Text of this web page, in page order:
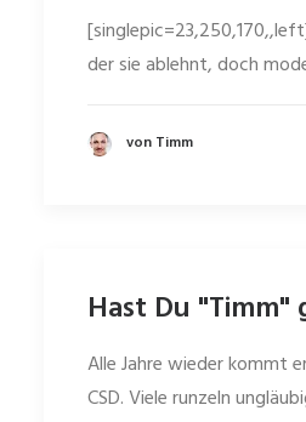
der sie ablehnt, doch
von Timm
Hast Du "Timm"
Alle Jahre wieder kommt
CSD. Viele runzeln